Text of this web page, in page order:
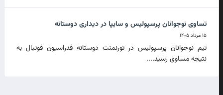
تساوی نوجوانان پرسپولیس و سایپا در دیداری دوستانه
۱۵ مرداد ۱۴۰۵
تیم نوجوانان پرسپولیس در تورنمنت دوستانه فدراسیون فوتبال به
نتیجه مساوی رسید....